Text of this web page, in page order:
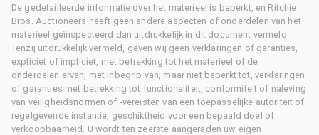
De gedetailleerde informatie over het materieel is beperkt, en Ritchie
Bros. Auctioneers heeft geen andere aspecten of onderdelen van het
materieel geïnspecteerd dan uitdrukkelijk in dit document vermeld.
Tenzij uitdrukkelijk vermeld, geven wij geen verklaringen of garanties,
expliciet of impliciet, met betrekking tot het materieel of de
onderdelen ervan, met inbegrip van, maar niet beperkt tot, verklaringen
of garanties met betrekking tot functionaliteit, conformiteit of naleving
van veiligheidsnormen of -vereisten van een toepasselijke autoriteit of
regelgevende instantie, geschiktheid voor een bepaald doel of
verkoopbaarheid. U wordt ten zeerste aangeraden uw eigen